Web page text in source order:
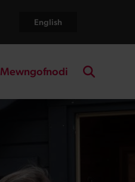
English
Mewngofnodi